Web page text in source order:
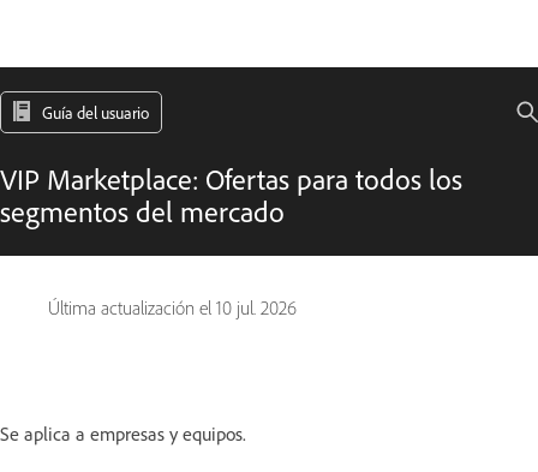
Guía del usuario
VIP Marketplace: Ofertas para todos los
segmentos del mercado
Última actualización el 10 jul. 2026
Se aplica a empresas y equipos.